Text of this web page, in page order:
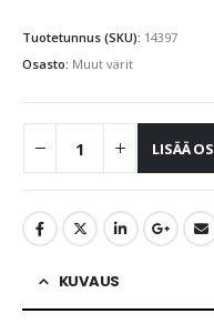
Tuotetunnus (SKU): 14397
Osasto: Muut värit
LISÄÄ
KUVAUS